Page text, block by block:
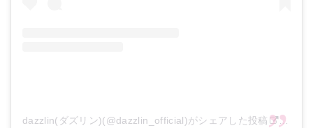
dazzlin(ダズリン)(@dazzlin_official)がシェアした投稿 –